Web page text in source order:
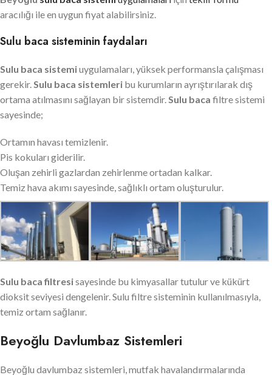
aracılığı ile en uygun fiyat alabilirsiniz.
Sulu baca sisteminin faydaları
Sulu baca sistemiuygulamaları, yüksek performansla çalışması
gerekir.Sulu baca sistemleri bu kurumların ayrıştırılarak dış
ortama atılmasını sağlayan bir sistemdir.Sulu baca filtre sistemi
sayesinde;
Ortamın havası temizlenir.
Pis kokuları giderilir.
Oluşan zehirli gazlardan zehirlenme ortadan kalkar.
Temiz hava akımı sayesinde, sağlıklı ortam oluşturulur.
Sulu baca filtresisayesinde bu kimyasallar tutulur ve kükürt
dioksit seviyesi dengelenir. Sulu filtre sisteminin kullanılmasıyla,
temiz ortam sağlanır.
Beyoğlu Davlumbaz Sistemleri
Beyoğlu davlumbaz sistemleri, mutfak havalandırmalarında